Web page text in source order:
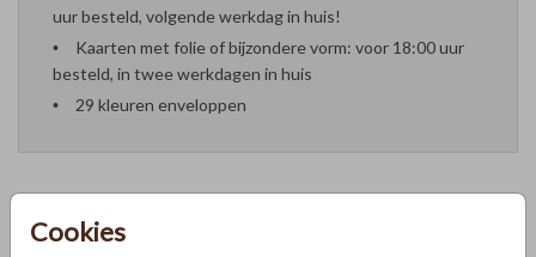
Cookies
uur besteld, volgende werkdag in huis!
Kaarten met folie of bijzondere vorm: voor 18:00 uur
besteld, in twee werkdagen in huis
29 kleuren enveloppen
Formaten en prijzen